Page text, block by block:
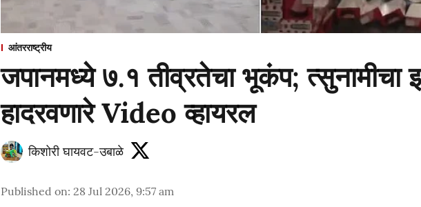
आंतरराष्ट्रीय
जपानमध्ये ७.१ तीव्रतेचा भूकंप; त्सुनामीचा
हादरवणारे Video व्हायरल
किशोरी घायवट-उबाळे
Published on: 28 Jul 2026, 9:57 am